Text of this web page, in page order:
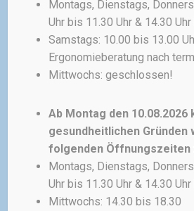
Wärmende Mütze
Basic Red Line DLX
Unterziehen unter den
ist waschbar bis zu
gefertigt aus Lycra
25,00€
inkl. MwSt.
zzgl. Versandkosten
Montags, Dienstags,
Uhr bis 11.30 Uhr & 14.30
Samstags: 10.00 bis 13.00
Ergonomieberatung nach
Mittwochs: geschlossen!
Ab Montag den 10.08.2026
gesundheitlichen Gründen
folgenden Öffnungszeiten
Montags, Dienstags,
Uhr bis 11.30 Uhr & 14.30
Mittwochs: 14.30 bis 18.30